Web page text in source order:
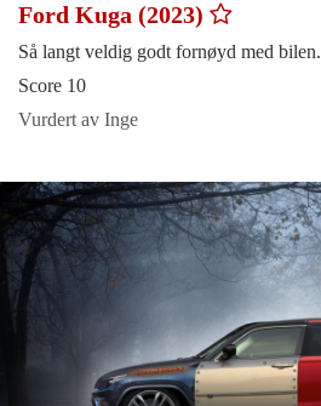
Ford Kuga (2023)
Så langt veldig godt fornøyd med bilen.
Score 10
Vurdert av Inge